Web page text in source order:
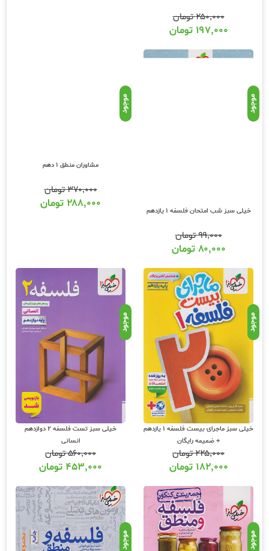
۲۵۰,۰۰۰تومان
۱۹۷,۰۰۰ تومان
موجود
خیلی سبز شب امتحان فلسفه 1 یازدهم
۹۹,۰۰۰تومان
۸۰,۰۰۰ تومان
موجود
مشاوران منطق 1 دهم
موجود
خیلی سبز ماجرای بیست فلسفه 1 یازدهم
+ ضمیمه رایگان
۲۲۵,۰۰۰تومان
۱۸۲,۰۰۰ تومان
موجود
خیلی سبز تست فلسفه 2 دوازدهم
انسانی
۵۶۰,۰۰۰تومان
۴۵۳,۰۰۰ تومان
موجود موجود